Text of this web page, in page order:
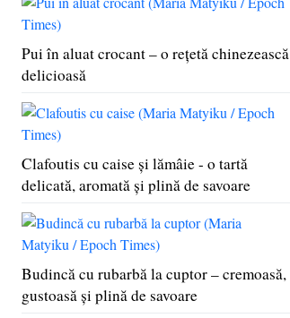
Pui în aluat crocant – o reţetă chinezească
delicioasă
Clafoutis cu caise şi lămâie - o tartă
delicată, aromată şi plină de savoare
Budincă cu rubarbă la cuptor – cremoasă,
gustoasă şi plină de savoare